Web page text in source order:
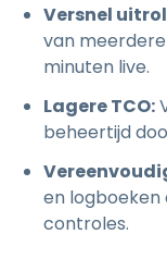
Versnel
van
minuten live.
Lagere TCO:
beheertijd
en logboeken
controles.